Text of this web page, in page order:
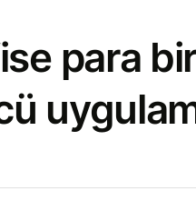
para